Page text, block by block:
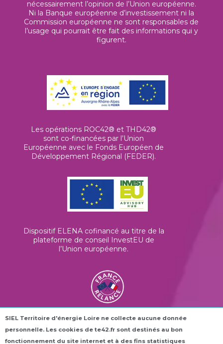
nécessairement l’opinion de l’Union européenne.
Ni la Banque européenne d’investissement ni la
Commission européenne ne sont responsables de
l’usage qui pourrait être fait des informations qui y
figurent.
Les opérations ROC42® et THD42®
sont co-financées par l’Union
Européenne avec le Fonds Européen de
Développement Régional (FEDER).
Dispositif ELENA cofinancé au titre de la
plateforme de conseil InvestEU de
l’Union européenne.
Les horloges connectées ROC42® sont
financées dans le cadre du plan France
Relance.
SIEL Territoire d'énergie Loire ne collecte aucune donnée
personnelle. Les cookies de te42.fr sont destinés au bon
fonctionnement du site internet et à des fins statistiques